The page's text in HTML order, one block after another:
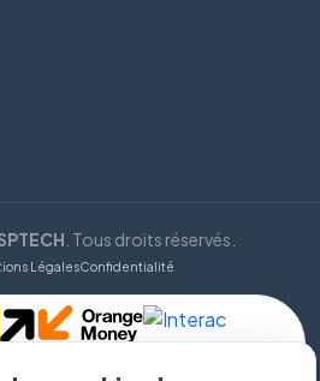
. Tous droits réservés.
LégalesConfidentialité